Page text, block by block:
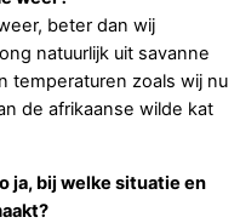
beter dan wij
natuurlijk uit savanne
temperaturen zoals wij nu
de afrikaanse wilde kat
ja, bij welke situatie en